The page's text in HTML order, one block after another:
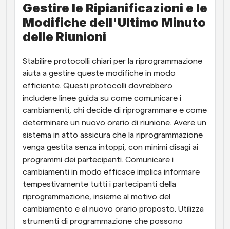
Gestire le Ripianificazioni e le
Modifiche dell'Ultimo Minuto
delle Riunioni
Stabilire protocolli chiari per la riprogrammazione
aiuta a gestire queste modifiche in modo
efficiente. Questi protocolli dovrebbero
includere linee guida su come comunicare i
cambiamenti, chi decide di riprogrammare e come
determinare un nuovo orario di riunione. Avere un
sistema in atto assicura che la riprogrammazione
venga gestita senza intoppi, con minimi disagi ai
programmi dei partecipanti. Comunicare i
cambiamenti in modo efficace implica informare
tempestivamente tutti i partecipanti della
riprogrammazione, insieme al motivo del
cambiamento e al nuovo orario proposto. Utilizza
strumenti di programmazione che possono